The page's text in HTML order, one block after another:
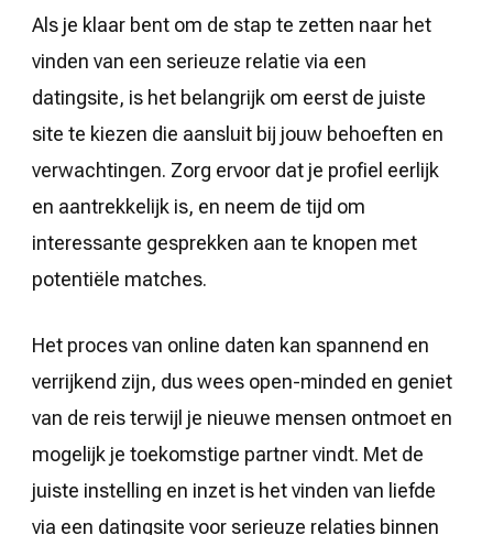
Als je klaar bent om de stap te zetten naar het
vinden van een serieuze relatie via een
datingsite, is het belangrijk om eerst de juiste
site te kiezen die aansluit bij jouw behoeften en
verwachtingen. Zorg ervoor dat je profiel eerlijk
en aantrekkelijk is, en neem de tijd om
interessante gesprekken aan te knopen met
potentiële matches.
Het proces van online daten kan spannend en
verrijkend zijn, dus wees open-minded en geniet
van de reis terwijl je nieuwe mensen ontmoet en
mogelijk je toekomstige partner vindt. Met de
juiste instelling en inzet is het vinden van liefde
via een datingsite voor serieuze relaties binnen